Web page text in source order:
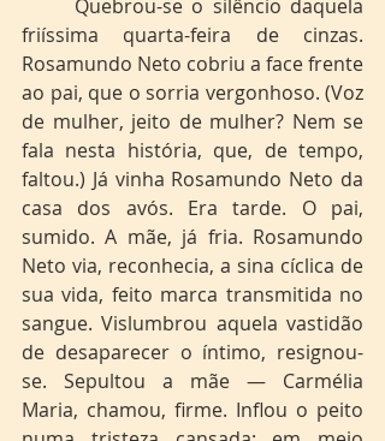
friíssima quarta-feira de cinzas.
Rosamundo Neto cobriu a face frente
ao pai, que o sorria vergonhoso. (Voz
de mulher, jeito de mulher? Nem se
fala nesta história, que, de tempo,
faltou.) Já vinha Rosamundo Neto da
casa dos avós. Era tarde. O pai,
sumido. A mãe, já fria. Rosamundo
Neto via, reconhecia, a sina cíclica de
sua vida, feito marca transmitida no
sangue. Vislumbrou aquela vastidão
de desaparecer o íntimo, resignou-
se. Sepultou a mãe — Carmélia
Maria, chamou, firme. Inflou o peito